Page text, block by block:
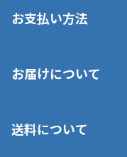
お支払い方法
いいただくことはできま
■代金引換(代引)※手数料
お届けについて
ご注文が確認出来次第、
送料について